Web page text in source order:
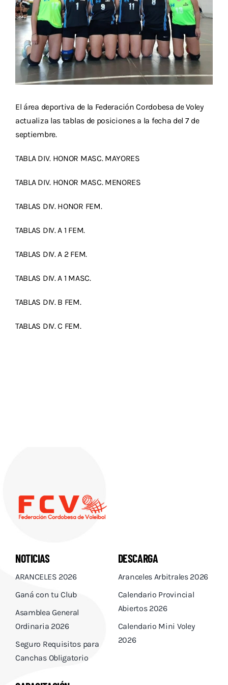
Descargas
Aranceles 2026
Capacitación
Contacto
El área deportiva de la Federación Cordobesa de Voley
actualiza las tablas de posiciones a la fecha del 7 de
septiembre.
TABLA DIV. HONOR MASC. MAYORES
TABLA DIV. HONOR MASC. MENORES
TABLAS DIV. HONOR FEM.
TABLAS DIV. A 1 FEM.
TABLAS DIV. A 2 FEM.
TABLAS DIV. A 1 MASC.
TABLAS DIV. B FEM.
TABLAS DIV. C FEM.
NOTICIAS
ARANCELES 2026
Ganá con tu Club
Asamblea General
Ordinaria 2026
Seguro Requisitos para
Canchas Obligatorio
DESCARGA
Aranceles Arbitrales 2026
Calendario Provincial
Abiertos 2026
Calendario Mini Voley
2026